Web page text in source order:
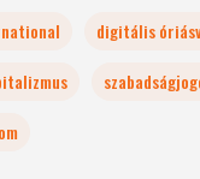
digitális